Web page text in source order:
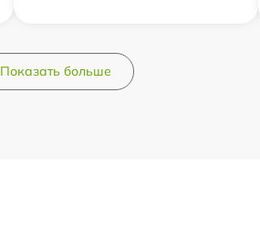
Показать больше